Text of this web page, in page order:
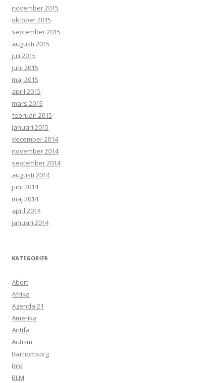
november 2015
oktober 2015
september 2015
augusti 2015
juli 2015
juni 2015
maj 2015
april 2015
mars 2015
februari 2015
januari 2015
december 2014
november 2014
september 2014
augusti 2014
juni 2014
maj 2014
april 2014
januari 2014
KATEGORIER
Abort
Afrika
Agenda 21
Amerika
Antifa
Autism
Barnomsorg
Bild
BLM